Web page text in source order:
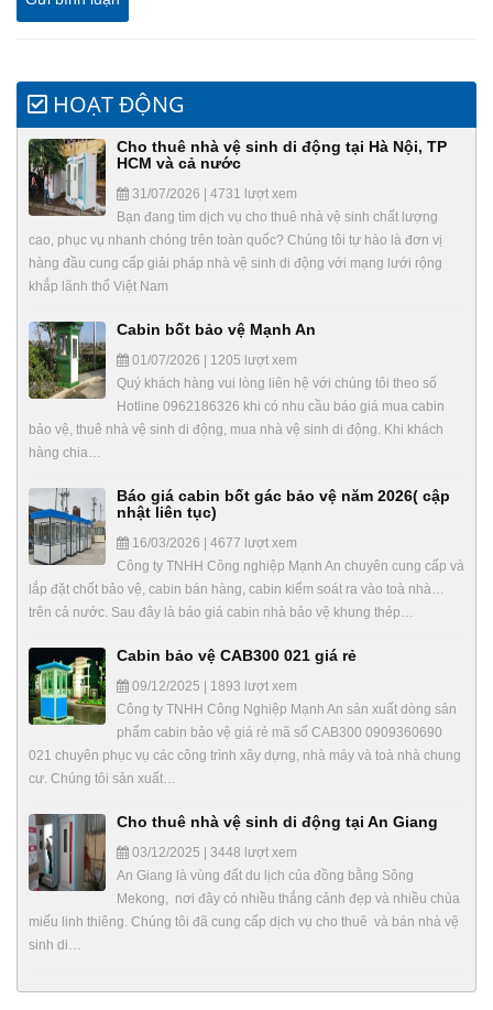
HOẠT ĐỘNG
Cho thuê nhà vệ sinh di động tại Hà Nội, TP
HCM và cả nước
31/07/2026 | 4731 lượt xem
Bạn đang tìm dịch vụ cho thuê nhà vệ sinh chất lượng
cao, phục vụ nhanh chóng trên toàn quốc? Chúng tôi tự hào là đơn vị
hàng đầu cung cấp giải pháp nhà vệ sinh di động với mạng lưới rộng
khắp lãnh thổ Việt Nam
Cabin bốt bảo vệ Mạnh An
01/07/2026 | 1205 lượt xem
Quý khách hàng vui lòng liên hệ với chúng tôi theo số
Hotline 0962186326 khi có nhu cầu báo giá mua cabin
bảo vệ, thuê nhà vệ sinh di động, mua nhà vệ sinh di động. Khi khách
hàng chia…
Báo giá cabin bốt gác bảo vệ năm 2026( cập
nhật liên tục)
16/03/2026 | 4677 lượt xem
Công ty TNHH Công nghiệp Mạnh An chuyên cung cấp và
lắp đặt chốt bảo vệ, cabin bán hàng, cabin kiểm soát ra vào toà nhà…
trên cả nước. Sau đây là báo giá cabin nhà bảo vệ khung thép…
Cabin bảo vệ CAB300 021 giá rẻ
09/12/2025 | 1893 lượt xem
Công ty TNHH Công Nghiệp Mạnh An sản xuất dòng sản
phẩm cabin bảo vệ giá rẻ mã số CAB300 0909360690
021 chuyên phục vụ các công trình xây dựng, nhà máy và toà nhà chung
cư. Chúng tôi sản xuất…
Cho thuê nhà vệ sinh di động tại An Giang
03/12/2025 | 3448 lượt xem
An Giang là vùng đất du lịch của đồng bằng Sông
Mekong, nơi đây có nhiều thắng cảnh đẹp và nhiều chùa
miếu linh thiêng. Chúng tôi đã cung cấp dịch vụ cho thuê và bán nhà vệ
sinh di…